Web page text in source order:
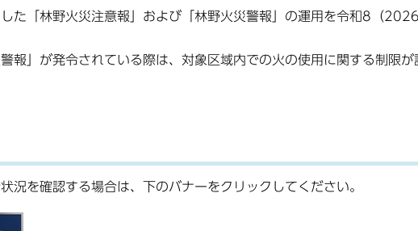
た「林野火災注意報」および「林野火災警報」の運用を令和8（
報」が発令されている際は、対象区域内での火の使用に関する制限が
況を確認する場合は、下のバナーをクリックしてください。